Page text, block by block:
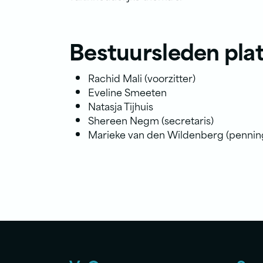
Bestuursleden
Rachid Mali (voorzitter)
Eveline Smeeten
Natasja Tijhuis
Shereen Negm (secretaris)
Marieke van den Wildenberg